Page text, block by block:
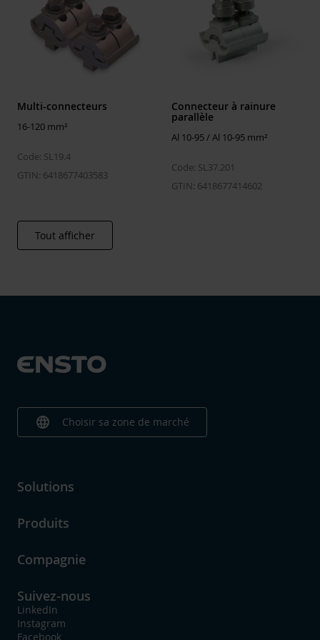
monté
Multi-connecteurs
16-120 mm²
Code: SL19.4
GTIN: 6418677403583
Connecteur à rainure
parallèle
Al 10-95 / Al 10-95 mm²
Code: SL37.201
GTIN: 6418677414602
Tout afficher
language Choisir sa zone de marché
Solutions
Produits
Compagnie
Suivez-nous
LinkedIn
Instagram
Facebook